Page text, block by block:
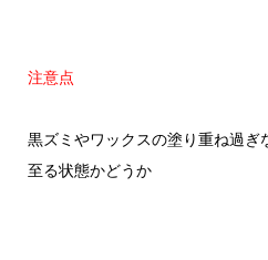
注意点
黒ズミやワックスの塗り重ね過ぎ
至る状態かどうか